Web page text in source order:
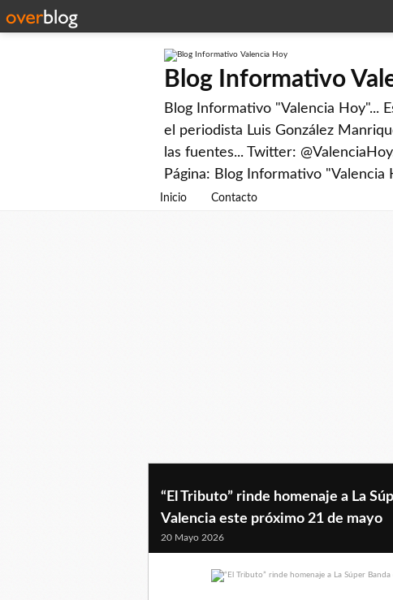
Blog Informativo
Blog Informativo "Valencia Hoy"...
el periodista Luis González
las fuentes... Twitter:
Página: Blog Informativo "Valencia
Inicio Contacto
“El Tributo” rinde homenaje a La
Valencia este próximo 21 de mayo
20 Mayo 2026